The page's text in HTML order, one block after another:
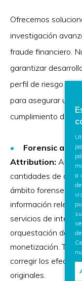
Ofrecemos
investigación
fraude financiero.
garantizar
perfil de riesgo de
para asegurar un
cumplimiento de
Forensic
Attribution:
cantidades de
ámbito forense
información
servicios de
orquestación de
monetización.
corregir los efectos
originales.
a